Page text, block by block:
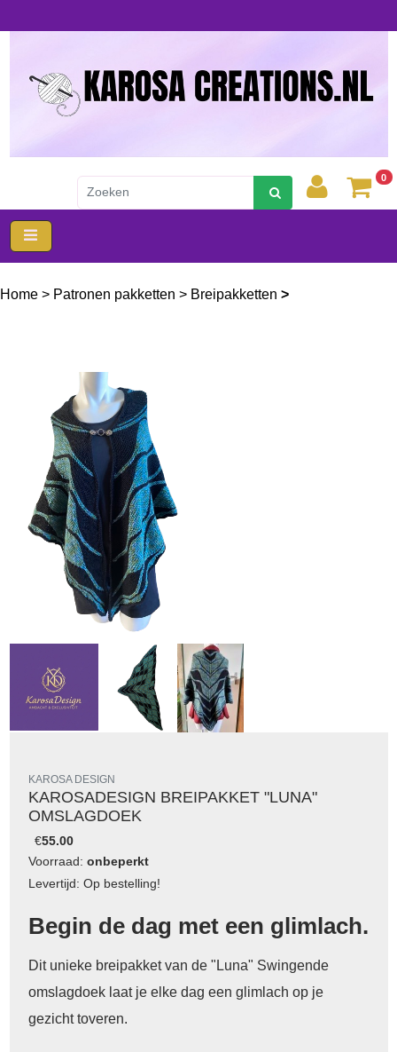
0
Home > Patronen pakketten > Breipakketten >
KAROSA DESIGN
KAROSADESIGN BREIPAKKET "LUNA"
OMSLAGDOEK
€55.00
Voorraad: onbeperkt
Levertijd: Op bestelling!
Begin de dag met een glimlach.
Dit unieke breipakket van de "Luna" Swingende
omslagdoek laat je elke dag een glimlach op je
gezicht toveren.